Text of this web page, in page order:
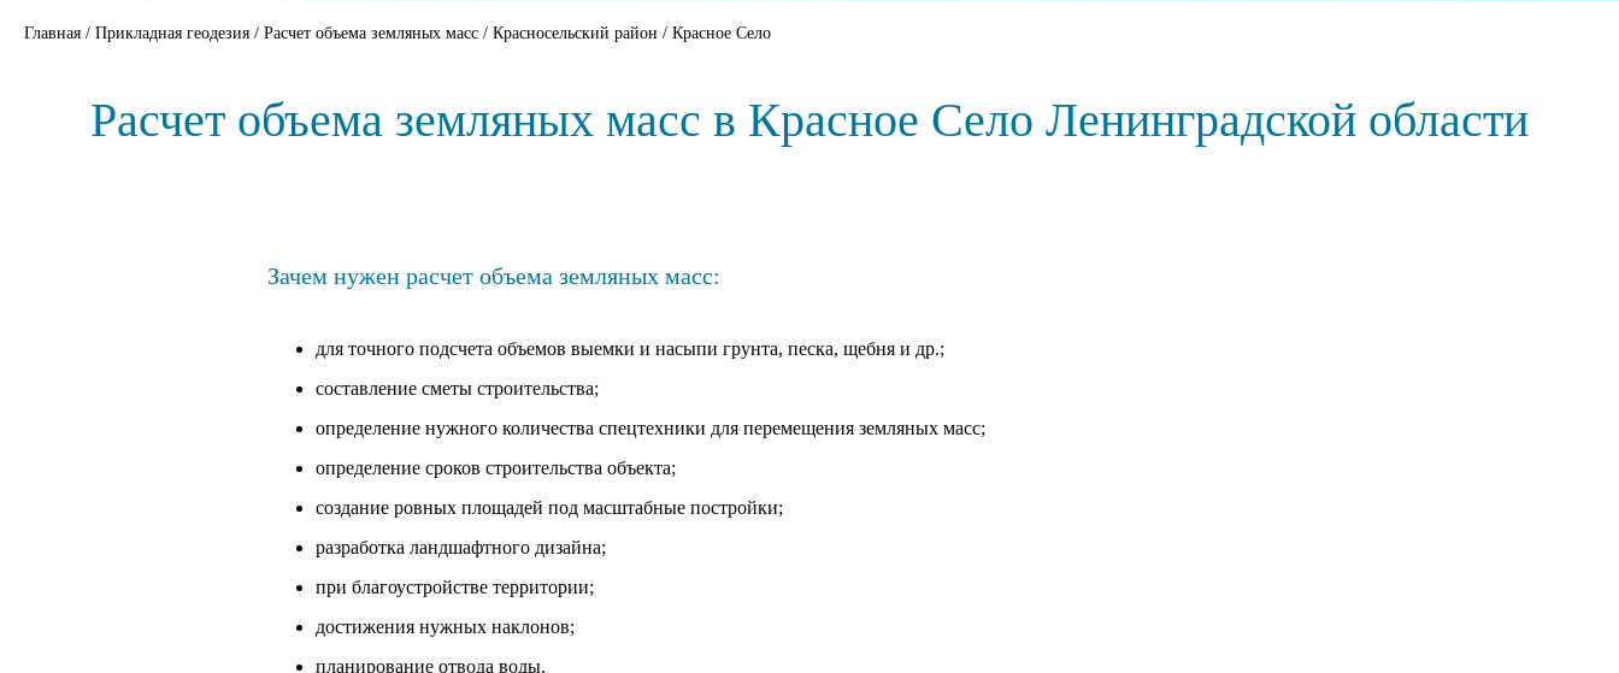
Главная / Прикладная геодезия / Расчет объема земляных масс / Красносельский район / Красное Село
Расчет объема земляных масс в Красное Село Ленинградской области
Зачем нужен расчет объема земляных масс:
для точного подсчета объемов выемки и насыпи грунта, песка, щебня и др.;
составление сметы строительства;
определение нужного количества спецтехники для перемещения земляных масс;
определение сроков строительства объекта;
создание ровных площадей под масштабные постройки;
разработка ландшафтного дизайна;
при благоустройстве территории;
достижения нужных наклонов;
планирование отвода воды.